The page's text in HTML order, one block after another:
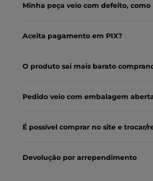
Minha peça veio com defeito,
Aceita pagamento em PIX?
O produto sai mais barato
Pedido veio com embalagem
É possível comprar no site e trocar/
Devolução por arrependimento